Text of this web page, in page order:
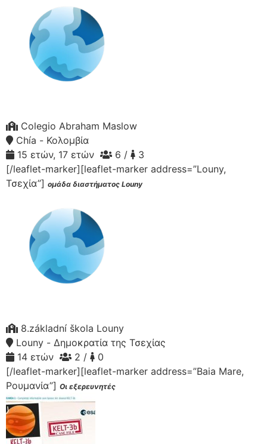
Colegio Abraham Maslow
Chía - Κολομβία
15 ετών, 17 ετών
6 /
3
[/leaflet-marker][leaflet-marker address=”Louny,
Τσεχία”] ομάδα διαστήματος Louny
8.základní škola Louny
Louny - Δημοκρατία της Τσεχίας
14 ετών
2 /
0
[/leaflet-marker][leaflet-marker address=”Baia Mare,
Ρουμανία”] Οι εξερευνητές